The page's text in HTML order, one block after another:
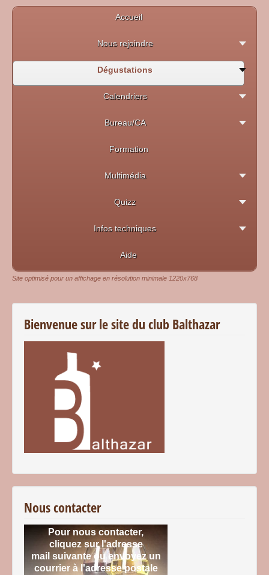
Accueil
Nous rejoindre
Dégustations
Calendriers
Bureau/CA
Formation
Multimédia
Quizz
Infos techniques
Aide
Site optimisé pour un affichage en résolution minimale 1220x768
Bienvenue sur le site du club Balthazar
Nous contacter
Pour nous contacter,
cliquez sur l'adresse
mail suivante ou envoyez un
courrierà l'adresse postale